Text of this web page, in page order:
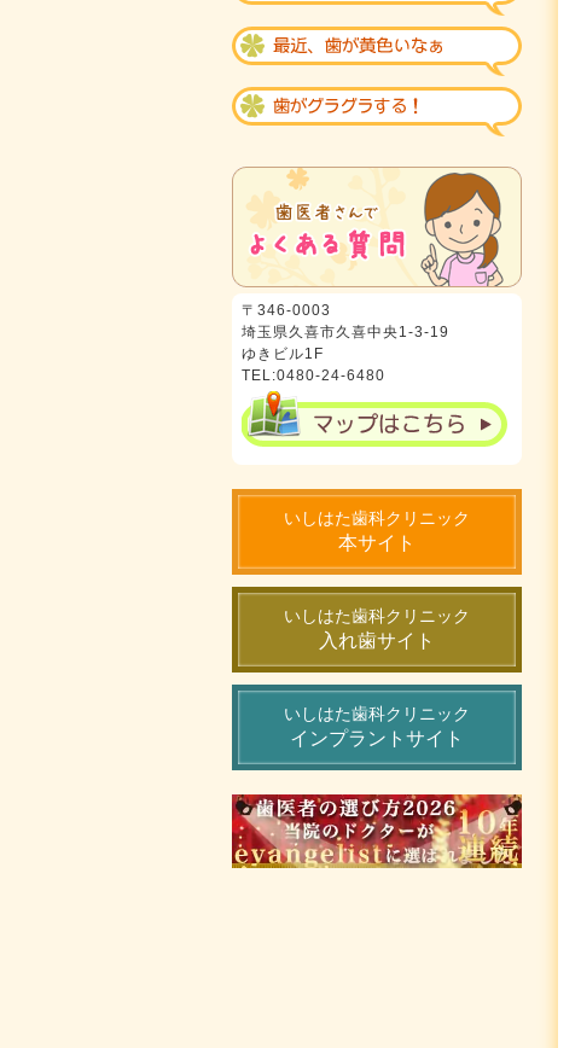
〒346-0003
埼玉県久喜市久喜中央1-3-19
ゆきビル1F
TEL:0480-24-6480
いしはた歯科クリニック
本サイト
いしはた歯科クリニック
入れ歯サイト
いしはた歯科クリニック
インプラントサイト